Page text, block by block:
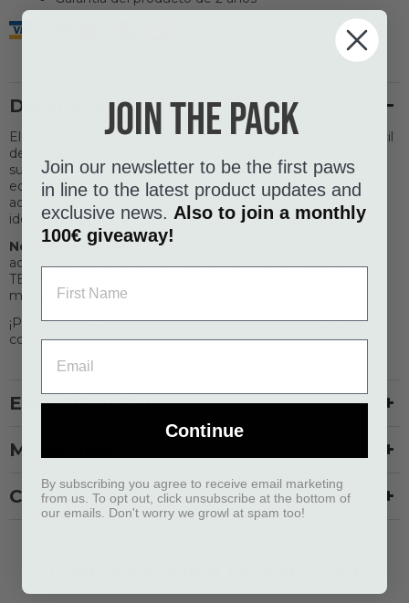
Descripción
El collar Urban Style™ de DOG Copenhagen es un collar fácil
de usar para el día a día, fabricado con correas de poliéster
suaves y duraderas, con detalles reflectantes 3M™ y
equipado con herrajes de aluminio resistentes y livianos,
además de un punto de sujeción separado para la
identificación.
Novedades:Nuevas correas de poliéster con patrón
actualizado para resistir la decoloración (certificado OEKO-
TEX® STANDARD 100) / Hebilla Duraflex™ actualizada en
material POM.
¡Prueba nuestra gama decorreasyarnesesa juego para un
conjunto completo!
Especificación
Materiales
Cuidado
Join the pack
Join our newsletter to be the first paws
in line to the latest product updates and
exclusive news. Also to join a monthly
100€ giveaway!
Continue
By subscribing you agree to receive email marketing
from us. To opt out, click unsubscribe at the bottom of
our emails. Don't worry we growl at spam too!